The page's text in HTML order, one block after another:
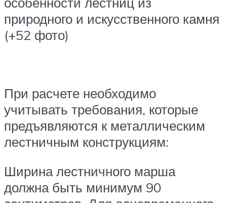
природного и искусственного камня
(+52 фото)
При расчете необходимо
учитывать требования, которые
предъявляются к металлическим
лестничным конструкциям:
Ширина лестничного марша
должна быть минимум 90